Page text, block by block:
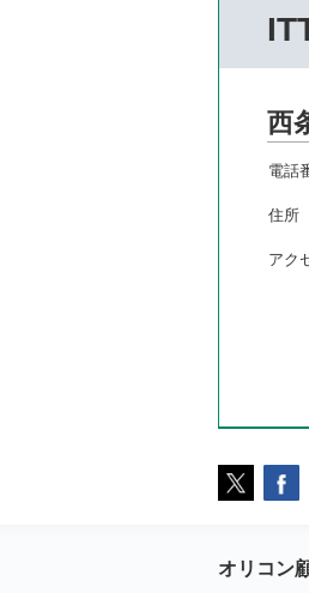
西
オリコン